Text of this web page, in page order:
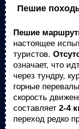
Пешие
Пешие
настоящее
туристов.
означает, что
через тундру,
горные
скорость
составляет 2-4
переход редко